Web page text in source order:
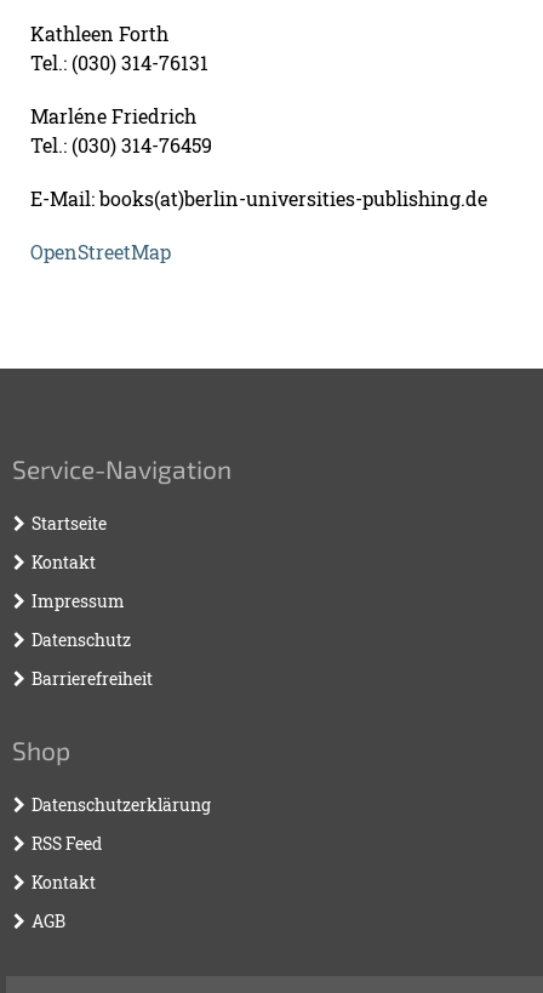
Kathleen Forth
Tel.: (030) 314-76131
Marléne Friedrich
Tel.: (030) 314-76459
E-Mail: books(at)berlin-universities-publishing.de
OpenStreetMap
Service-Navigation
Startseite
Kontakt
Impressum
Datenschutz
Barrierefreiheit
Shop
Datenschutzerklärung
RSS Feed
Kontakt
AGB